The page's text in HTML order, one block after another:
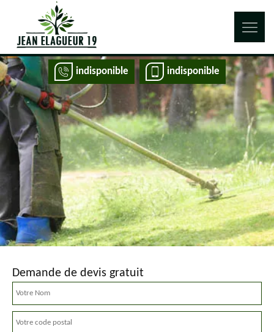
indisponible indisponible
Demande de devis gratuit